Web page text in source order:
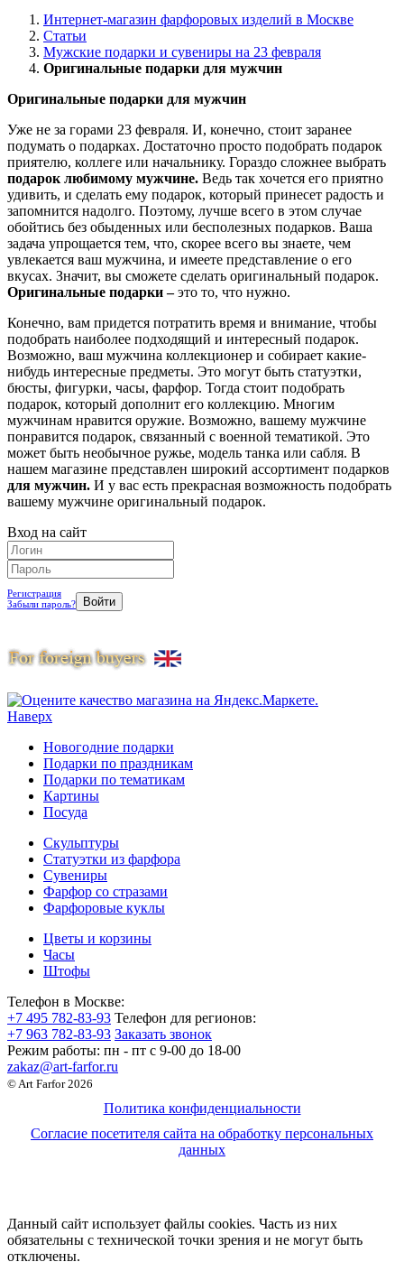
Интернет-магазин фарфоровых изделий в Москве
Статьи
Мужские подарки и сувениры на 23 февраля
Оригинальные подарки для мужчин
Оригинальные подарки для мужчин
Уже не за горами 23 февраля. И, конечно, стоит заранее
подумать о подарках. Достаточно просто подобрать подарок
приятелю, коллеге или начальнику. Гораздо сложнее выбрать
подарок любимому мужчине. Ведь так хочется его приятно
удивить, и сделать ему подарок, который принесет радость и
запомнится надолго. Поэтому, лучше всего в этом случае
обойтись без обыденных или бесполезных подарков. Ваша
задача упрощается тем, что, скорее всего вы знаете, чем
увлекается ваш мужчина, и имеете представление о его
вкусах. Значит, вы сможете сделать оригинальный подарок.
Оригинальные подарки –это то, что нужно.
Конечно, вам придется потратить время и внимание, чтобы
подобрать наиболее подходящий и интересный подарок.
Возможно, ваш мужчина коллекционер и собирает какие-
нибудь интересные предметы. Это могут быть статуэтки,
бюсты, фигурки, часы, фарфор. Тогда стоит подобрать
подарок, который дополнит его коллекцию. Многим
мужчинам нравится оружие. Возможно, вашему мужчине
понравится подарок, связанный с военной тематикой. Это
может быть необычное ружье, модель танка или сабля. В
нашем магазине представлен широкий ассортимент подарков
для мужчин. И у вас есть прекрасная возможность подобрать
вашему мужчине оригинальный подарок.
Вход на сайт
Регистрация
Забыли пароль?
Наверх
Новогодние подарки
Подарки по праздникам
Подарки по тематикам
Картины
Посуда
Скульптуры
Статуэтки из фарфора
Сувениры
Фарфор со стразами
Фарфоровые куклы
Цветы и корзины
Часы
Штофы
Телефон в Москве:
+7 495 782-83-93 Телефон для регионов:
+7 963 782-83-93 Заказать звонок
Режим работы: пн - пт c 9-00 до 18-00
zakaz@art-farfor.ru
© Art Farfor 2026
Политика конфиденциальности
Согласие посетителя сайта на обработку персональных
данных
Данный сайт использует файлы cookies. Часть из них
обязательны с технической точки зрения и не могут быть
отключены.